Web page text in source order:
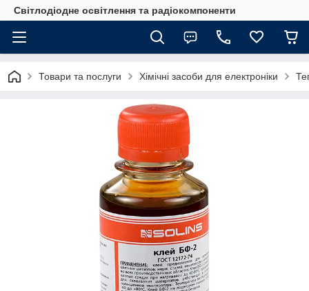
Світлодіодне освітлення та радіокомпоненти
Товари та послуги Хімічні засоби для електроніки